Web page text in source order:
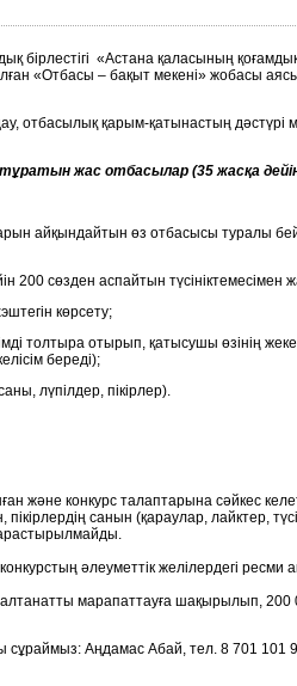
«Астана қаласының қоғамдық
«Отбасы – бақыт мекені» жобасы
отбасылық қарым-қатынастың дәстүрі
жас отбасылар (35 жасқа
айқындайтын өз отбасысы туралы
200 сөзден аспайтын түсініктемесімен
көрсету;
толтыра отырып, қатысушы өзінің
береді);
лүпілдер, пікірлер).
және конкурс талаптарына сәйкес
санын (қараулар, лайктер,
әлеуметтік желілердегі ресми
марапаттауға шақырылып, 200
Аңдамас Абай, тел. 8 701 101